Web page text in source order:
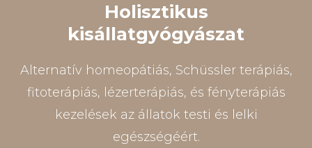
Holisztikus
kisállatgyógyászat
Alternatív homeopátiás, Schüssler terápiás,
fitoterápiás, lézerterápiás, és fényterápiás
kezelések az állatok testi és lelki
egészségéért.